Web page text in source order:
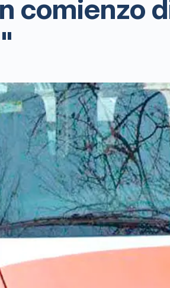
comienzo